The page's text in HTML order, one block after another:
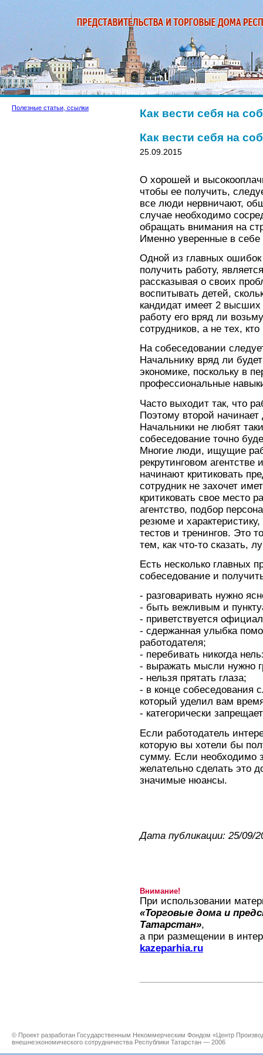
Полезные статьи, ссылки
Как вести себя на
Как вести себя на
25.09.2015
О хорошей и
чтобы ее получить,
все люди нервничают,
случае необходимо
обращать внимания на
Именно уверенные в
Одной из главных ошибок
получить работу,
рассказывая о своих
воспитывать детей,
кандидат имеет 2
работу его вряд ли
сотрудников, а не тех,
На собеседовании
Начальнику вряд ли
экономике, поскольку в
профессиональные
Часто выходит так, что
Поэтому второй
Начальники не любят
собеседование точно
Многие люди, ищущие
рекрутинговом
начинают критиковать
сотрудник не захочет
критиковать свое место
агентство, подбор
резюме и
тестов и тренингов. Это
тем, как что-то сказать,
Есть несколько главных
собеседование и
- разговаривать нужно
- быть вежливым и
- приветствуется
- сдержанная улыбка
работодателя;
- перебивать никогда
- выражать мысли нужно
- нельзя прятать глаза;
- в конце собеседования
который уделил вам
- категорически
Если работодатель
которую вы хотели бы
сумму. Если необходимо
желательно сделать это
значимые нюансы.
Дата публикации: 25/09/
Внимание!
При использовании
«Торговые дома и
Татарстан»,
а при размещении в
kazeparhia.ru
© Проект разработан Государственным Некоммерческим Фондом «Центр
внешнеэкономического сотрудничества Республики Татарстан — 2006